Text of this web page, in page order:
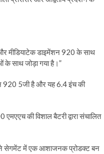
मीडियाटेक डाइमेंशन 920 के साथ
के साथ जोड़ा गया है।”
920 5जी है और यह 6.4 इंच की
की विशाल बैटरी द्वारा संचालित
सेगमेंट में एक आशाजनक प्रोडक्ट बन